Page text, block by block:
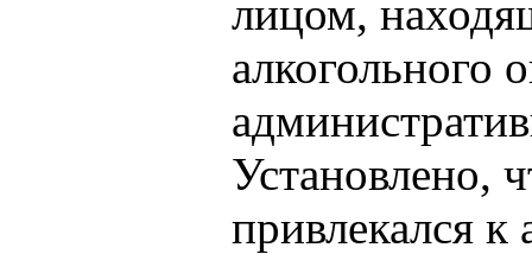
лицом,
алкогольного
Установлено,
привлекался